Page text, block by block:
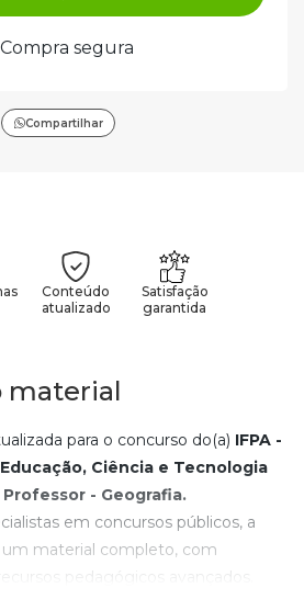
Compra segura
Compartilhar
Conteúdo
atualizado
Satisfação
garantida
material
para o concurso do(a) IFPA -
Ciência e Tecnologia
Professor - Geografia.
em concursos públicos, a
um material completo, com
pedagógicos avançados.